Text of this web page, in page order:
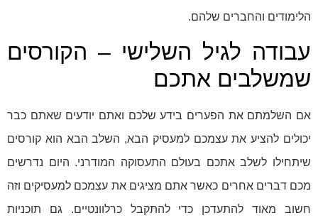
הלימודים והחברים שלהם.
עבודה לגיל השלישי – הקורסים
שמשלבים אתכם
אם השלמתם את הפערים בידע שלכם ואתם יודעים שאתם כבר
יכולים להציע את עצמכם למעסיק הבא, השלב הבא הוא קורסים
שיתחילו לשלב אתכם בעולם התעסוקה המודרני. היום נדרשים
מכם דברים אחרים כאשר אתם מציגים את עצמכם למעסיקים וזה
חשוב מאוד להתעדכן כדי להתקבל כרלוונטיים. גם תוכניות